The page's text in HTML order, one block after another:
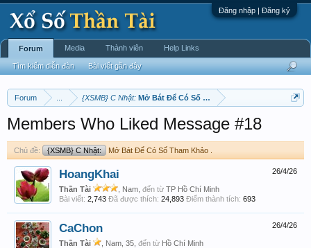
Đăng nhập | Đăng ký
Forum {XSMB} C Nhật: Mở Bát Để Có Số Tham Khảo .
Members Who Liked Message #18
Chủ đề: {XSMB} C Nhật: Mở Bát Để Có Số Tham Khảo .
26/4/26
HoangKhai
Thần Tài , Nam, đến từ TP Hồ Chí Minh
Bài viết: 2,743 Đã được thích: 24,893 Điểm thành tích: 693
26/4/26
CaChon
Thần Tài , Nam, 35, đến từ Hồ Chí Minh
Forum
Tìm kiếm diễn đàn Bài viết gần đây
Media Thành viên Help Links